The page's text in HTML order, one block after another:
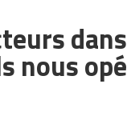
dans
nous